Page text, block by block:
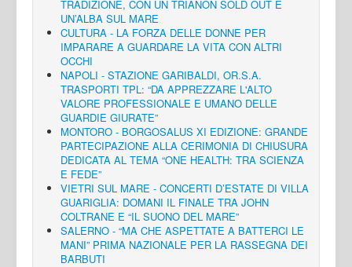
TRADIZIONE, CON UN TRIANON SOLD OUT E
UN’ALBA SUL MARE
CULTURA - LA FORZA DELLE DONNE PER
IMPARARE A GUARDARE LA VITA CON ALTRI
OCCHI
NAPOLI - STAZIONE GARIBALDI, OR.S.A.
TRASPORTI TPL: “DA APPREZZARE L'ALTO
VALORE PROFESSIONALE E UMANO DELLE
GUARDIE GIURATE”
MONTORO - BORGOSALUS XI EDIZIONE: GRANDE
PARTECIPAZIONE ALLA CERIMONIA DI CHIUSURA
DEDICATA AL TEMA “ONE HEALTH: TRA SCIENZA
E FEDE”
VIETRI SUL MARE - CONCERTI D’ESTATE DI VILLA
GUARIGLIA: DOMANI IL FINALE TRA JOHN
COLTRANE E “IL SUONO DEL MARE”
SALERNO - “MA CHE ASPETTATE A BATTERCI LE
MANI” PRIMA NAZIONALE PER LA RASSEGNA DEI
BARBUTI